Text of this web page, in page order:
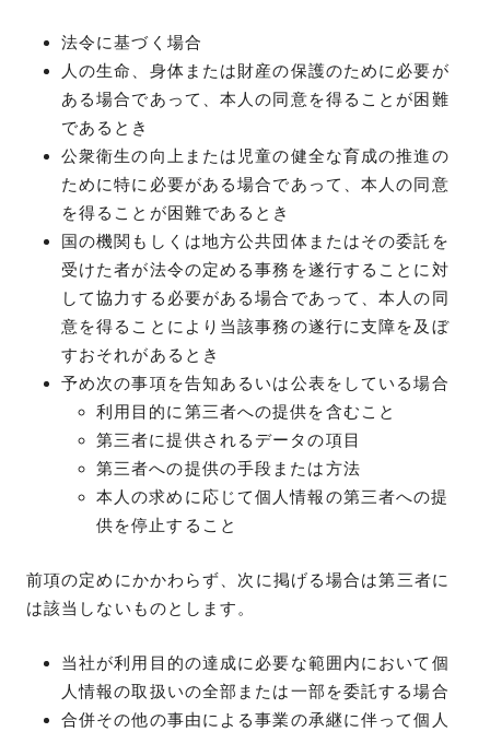
法令に基づく場合
人の生命、身体または財産の保護のために必要が
ある場合であって、本人の同意を得ることが困難
であるとき
公衆衛生の向上または児童の健全な育成の推進の
ために特に必要がある場合であって、本人の同意
を得ることが困難であるとき
国の機関もしくは地方公共団体またはその委託を
受けた者が法令の定める事務を遂行することに対
して協力する必要がある場合であって、本人の同
意を得ることにより当該事務の遂行に支障を及ぼ
すおそれがあるとき
予め次の事項を告知あるいは公表をしている場合
利用目的に第三者への提供を含むこと
第三者に提供されるデータの項目
第三者への提供の手段または方法
本人の求めに応じて個人情報の第三者への提
供を停止すること
前項の定めにかかわらず、次に掲げる場合は第三者に
は該当しないものとします。
当社が利用目的の達成に必要な範囲内において個
人情報の取扱いの全部または一部を委託する場合
合併その他の事由による事業の承継に伴って個人